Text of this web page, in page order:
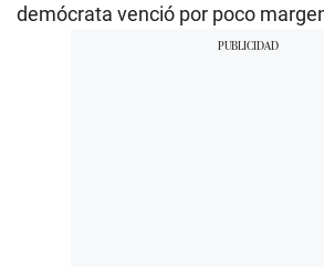
demócrata venció por poco